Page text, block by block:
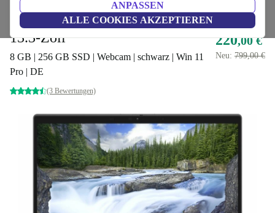
ANPASSEN
ALLE COOKIES AKZEPTIEREN
Dell Latitude 7310 | i5-10310U |
13.3-Zoll
8 GB | 256 GB SSD | Webcam | schwarz | Win 11
Pro | DE
(3 Bewertungen)
220,00 €
Neu: 799,00 €